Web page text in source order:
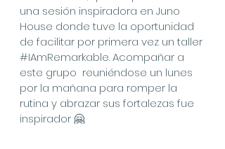
una sesión inspiradora en Juno
House donde tuve la oportunidad
de facilitar por primera vez un taller
#IAmRemarkable. Acompañar a
este grupo  reuniéndose un lunes
por la mañana para romper la
rutina y abrazar sus fortalezas fue
inspirador 🤗